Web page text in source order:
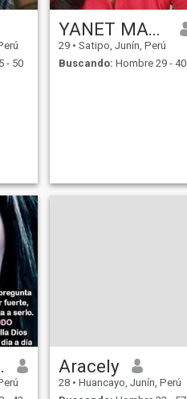
- 50
YANET MATOS SALOME
29 • Satipo, Junín, Perú
Buscando: Hombre 29 - 40
Aracely
28 • Huancayo, Junín, Perú